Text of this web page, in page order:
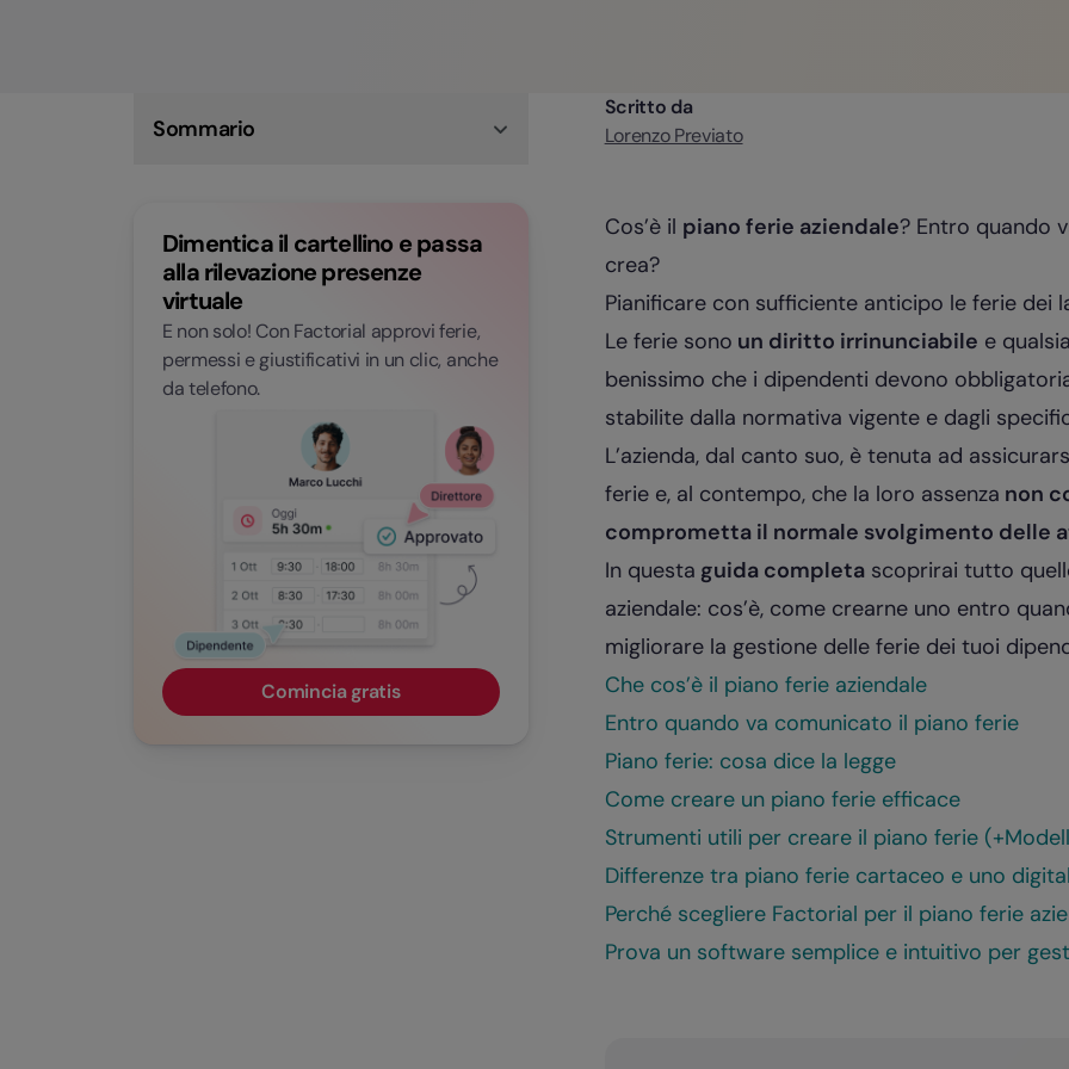
Sommario
Come creare un piano ferie efficace
Strumenti utili per creare il piano ferie (+Modello
scaricabile)
Differenze tra un piano ferie cartaceo e uno
digitale
Perché scegliere Factorial per il piano ferie
aziendale
Dimentica il cartellino e passa
alla rilevazione presenze
virtuale
E non solo! Con Factorial approvi ferie,
permessi e giustificativi in un clic, anche
da telefono.
Comincia gratis
Scritto da
Lorenzo Previato
Cos’è il piano ferie aziendale? Entro quando
crea?
Pianificare con sufficiente anticipo le ferie dei
Le ferie sono un diritto irrinunciabile e
benissimo che i dipendenti devono
stabilite dalla normativa vigente e dagli
L’azienda, dal canto suo, è tenuta ad
ferie e, al contempo, che la loro assenza non
comprometta il normale svolgimento delle
In questa guida completascoprirai tutto
aziendale: cos’è, come crearne uno entro
migliorare la gestione delle ferie dei tuoi
Che cos’è il piano ferie aziendale
Entro quando va comunicato il piano ferie
Piano ferie: cosa dice la legge
Come creare un piano ferie efficace
Strumenti utili per creare il piano ferie
Differenze tra piano ferie cartaceo e uno
Perché scegliere Factorial per il piano ferie
Prova un software semplice e intuitivo per